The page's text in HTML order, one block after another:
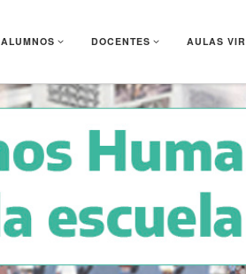
ALUMNOS DOCENTES AULAS